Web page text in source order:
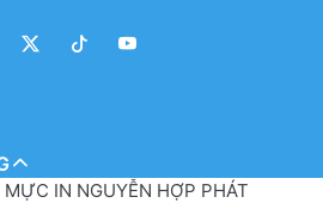
IN NGUYỄN HỢP PHÁT